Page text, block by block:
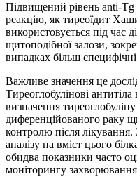
Підвищений рівень anti-Tg
реакцію, як тиреоїдит
використовується під час
щитоподібної залози,
випадках більш
Важливе значення це
Тиреоглобулінові
визначення
диференційованого раку
контролю після лікування.
аналізу на вміст цього
обидва показники часто
моніторингу